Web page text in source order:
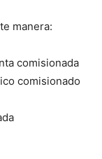
manera:
comisionada
comisionado